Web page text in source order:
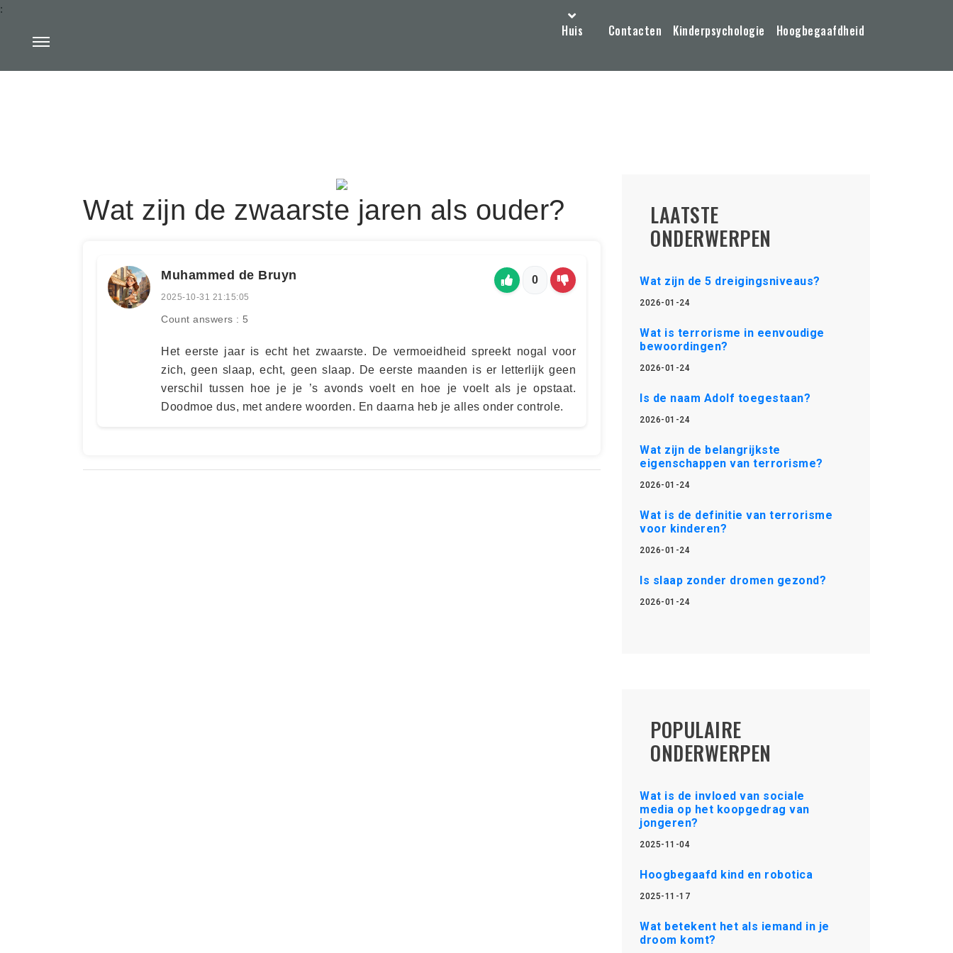
Huis Contacten Kinderpsychologie Hoogbegaafdheid
:
Wat zijn de zwaarste jaren als ouder?
Muhammed de Bruyn
2025-10-31 21:15:05
Count answers : 5
0
Het eerste jaar is echt het zwaarste. De vermoeidheid spreekt nogal voor
zich, geen slaap, echt, geen slaap. De eerste maanden is er letterlijk geen
verschil tussen hoe je je ’s avonds voelt en hoe je voelt als je opstaat.
Doodmoe dus, met andere woorden. En daarna heb je alles onder controle.
LAATSTE
ONDERWERPEN
Wat zijn de 5 dreigingsniveaus?
2026-01-24
Wat is terrorisme in eenvoudige
bewoordingen?
2026-01-24
Is de naam Adolf toegestaan?
2026-01-24
Wat zijn de belangrijkste
eigenschappen van terrorisme?
2026-01-24
Wat is de definitie van terrorisme
voor kinderen?
2026-01-24
Is slaap zonder dromen gezond?
2026-01-24
POPULAIRE
ONDERWERPEN
Wat is de invloed van sociale
media op het koopgedrag van
jongeren?
2025-11-04
Hoogbegaafd kind en robotica
2025-11-17
Wat betekent het als iemand in je
droom komt?